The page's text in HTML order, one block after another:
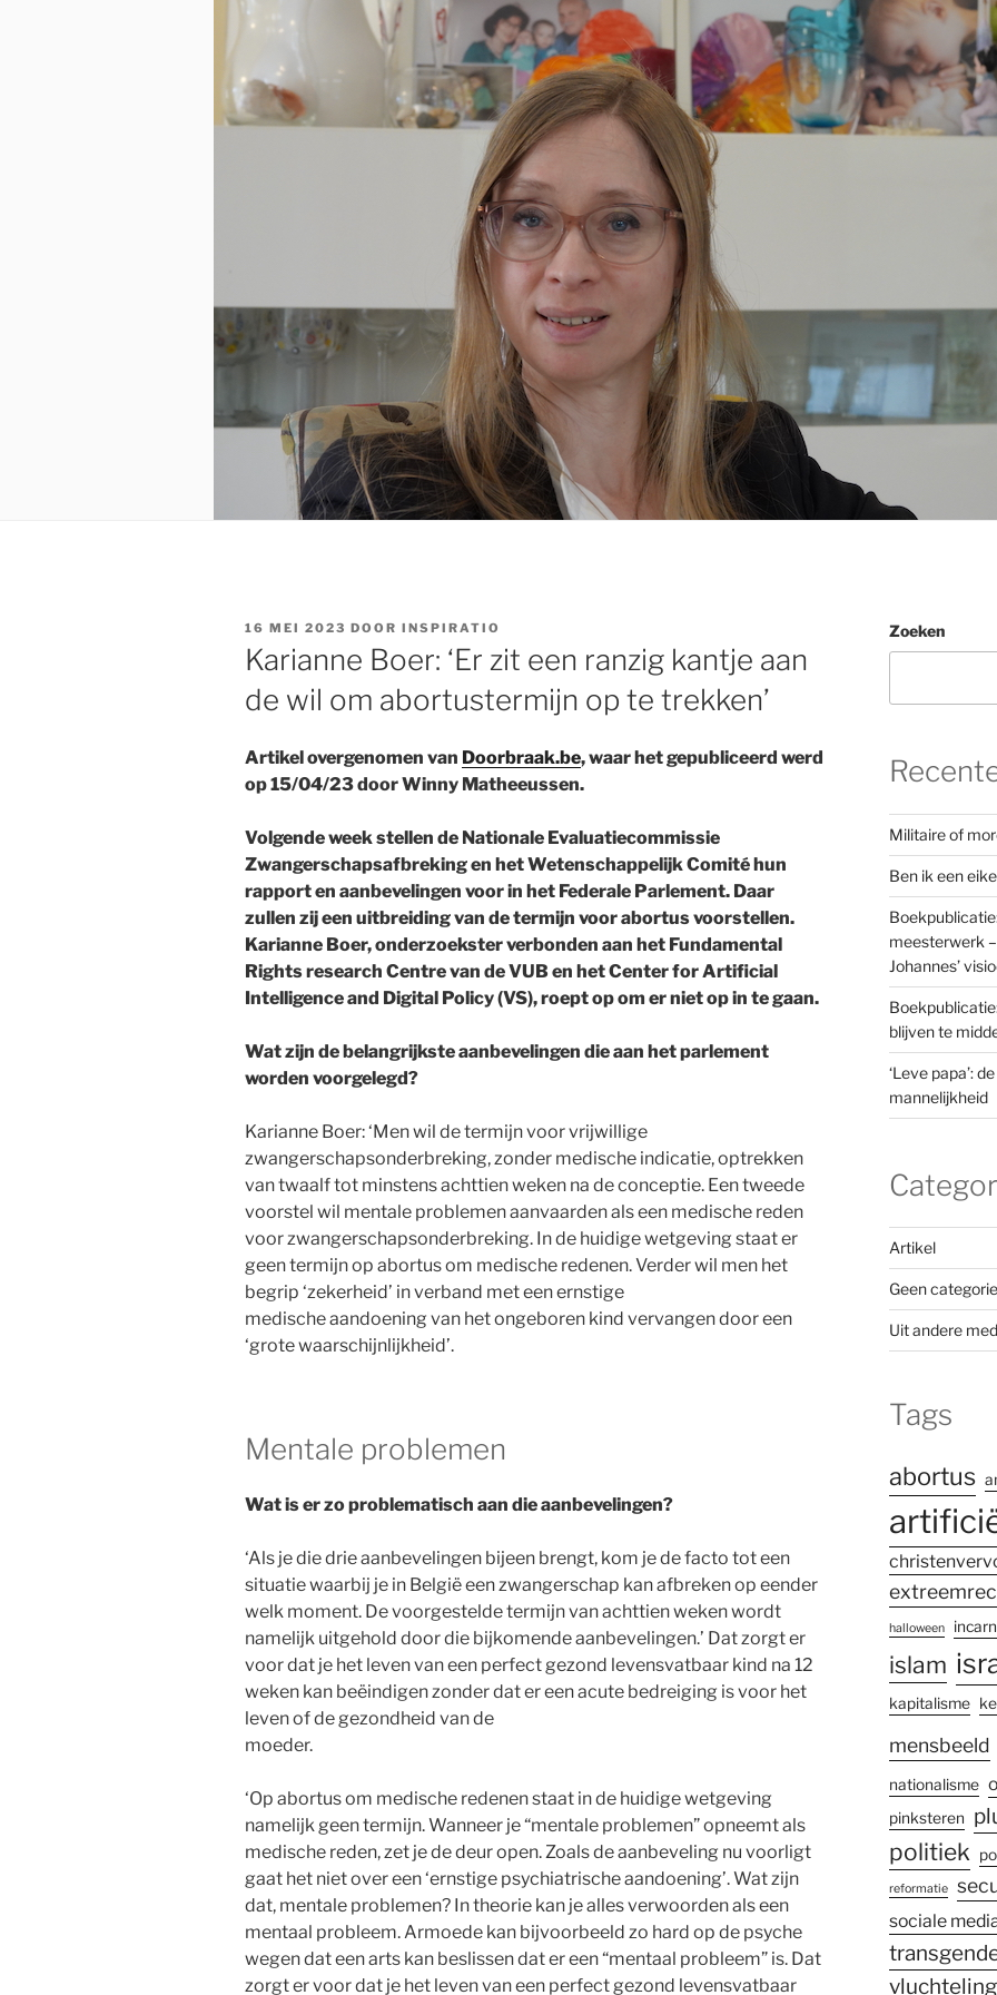
GEPLAATST
OP
16 MEI 2023 DOOR INSPIRATIO
Karianne Boer: ‘Er zit een ranzig kantje aan
de wil om abortustermijn op te trekken’
Artikel overgenomen van Doorbraak.be, waar het gepubliceerd werd
op 15/04/23 door Winny Matheeussen.
Volgende week stellen de Nationale Evaluatiecommissie
Zwangerschapsafbreking en het Wetenschappelijk Comité hun
rapport en aanbevelingen voor in het Federale Parlement. Daar
zullen zij een uitbreiding van de termijn voor abortus voorstellen.
Karianne Boer, onderzoekster verbonden aan het Fundamental
Rights research Centre van de VUB en het Center for Artificial
Intelligence and Digital Policy (VS), roept op om er niet op in te gaan.
Wat zijn de belangrijkste aanbevelingen die aan het parlement
worden voorgelegd?
Karianne Boer: ‘Men wil de termijn voor vrijwillige
zwangerschapsonderbreking, zonder medische indicatie, optrekken
van twaalf tot minstens achttien weken na de conceptie. Een tweede
voorstel wil mentale problemen aanvaarden als een medische reden
voor zwangerschapsonderbreking. In de huidige wetgeving staat er
geen termijn op abortus om medische redenen. Verder wil men het
begrip ‘zekerheid’ in verband met een ernstige
medische aandoening van het ongeboren kind vervangen door een
‘grote waarschijnlijkheid’.
Mentale problemen
Wat is er zo problematisch aan die aanbevelingen?
‘Als je die drie aanbevelingen bijeen brengt, kom je de facto tot een
situatie waarbij je in België een zwangerschap kan afbreken op eender
welk moment. De voorgestelde termijn van achttien weken wordt
namelijk uitgehold door die bijkomende aanbevelingen.’ Dat zorgt er
voor dat je het leven van een perfect gezond levensvatbaar kind na 12
weken kan beëindigen zonder dat er een acute bedreiging is voor het
leven of de gezondheid van de
moeder.
‘Op abortus om medische redenen staat in de huidige wetgeving
namelijk geen termijn. Wanneer je “mentale problemen” opneemt als
medische reden, zet je de deur open. Zoals de aanbeveling nu voorligt
gaat het niet over een ‘ernstige psychiatrische aandoening’. Wat zijn
dat, mentale problemen? In theorie kan je alles verwoorden als een
mentaal probleem. Armoede kan bijvoorbeeld zo hard op de psyche
wegen dat een arts kan beslissen dat er een “mentaal probleem” is. Dat
zorgt er voor dat je het leven van een perfect gezond levensvatbaar
Zoeken
Militaire of
Ben ik een
meesterwerk
Johannes’
blijven te
‘Leve papa’:
mannelijkheid
Artikel
Geen categorie
Uit andere
Tags
abortus
halloween
islam
kapitalisme
mensbeeld
nationalisme
pinksteren
politiek
reformatie
sociale